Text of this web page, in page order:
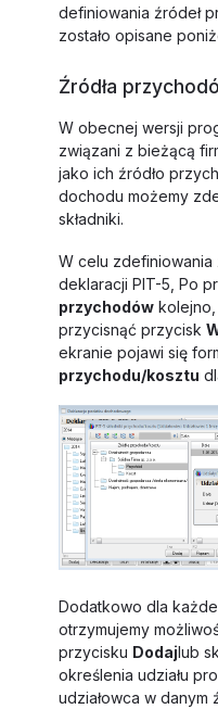
definiowania źródeł
zostało opisane
Źródła
W obecnej wersji
związani z bieżącą
jako ich źródło
dochodu możemy
składniki.
W celu
deklaracji PIT-5, Po
przychodów kolejno,
przycisnąć przycisk
ekranie pojawi się
przychodu/kosztu
Dodatkowo dla
otrzymujemy
przycisku Dodajlub
określenia udziału
udziałowca w